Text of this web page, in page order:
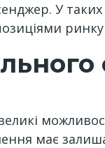
У
ринку
має